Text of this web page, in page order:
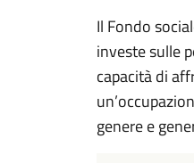
Il Fondo
investe sulle
capacità di
genere e